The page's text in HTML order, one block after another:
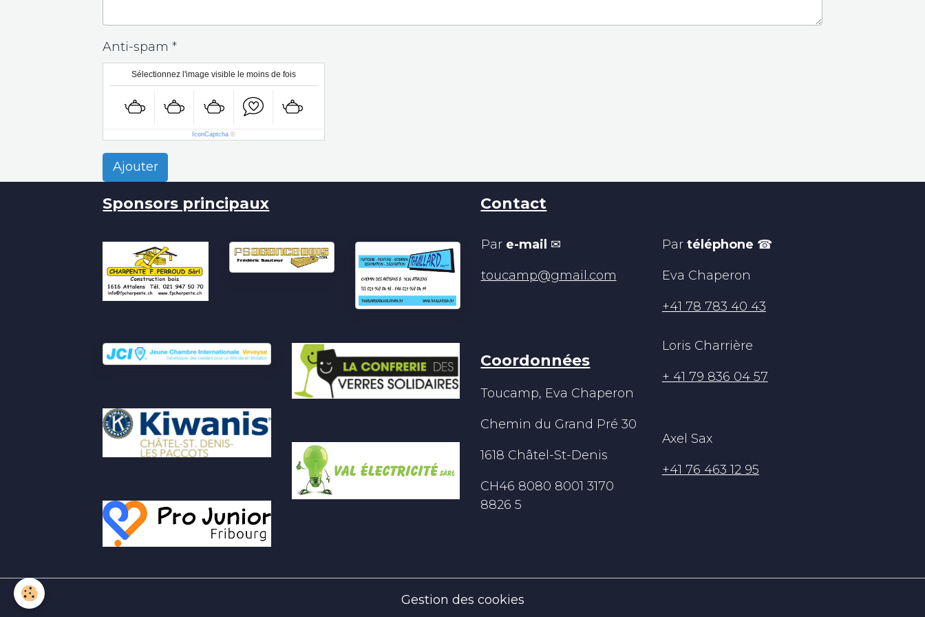
Anti-spam
Sélectionnez l'image visible le moins de fois
IconCaptcha ©
Ajouter
Sponsors principaux Contact
Par e-mail ✉
toucamp@gmail.com
Par téléphone ☎
Eva Chaperon
+41 78 783 40 43
Coordonnées
Toucamp, Eva Chaperon
Chemin du Grand Pré 30
1618 Châtel-St-Denis
CH46 8080 8001 3170
8826 5
Loris Charrière
+ 41 79 836 04 57
Axel Sax
+41 76 463 12 95
Gestion des cookies